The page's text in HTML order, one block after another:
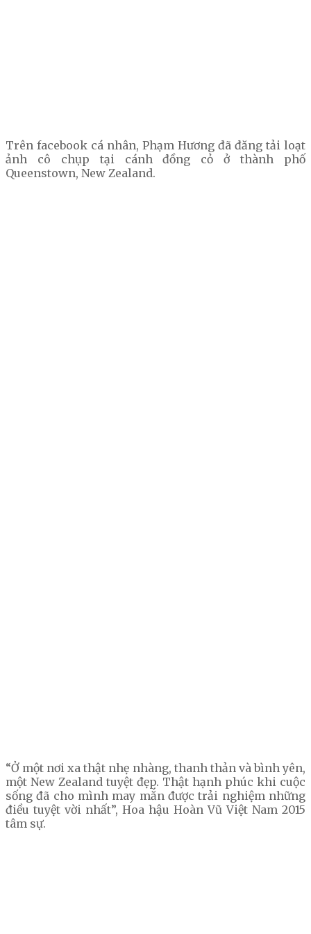
Trên facebook cá nhân, Phạm Hương đã đăng tải loạt
ảnh cô chụp tại cánh đồng cỏ ở thành phố
Queenstown, New Zealand.
“Ở một nơi xa thật nhẹ nhàng, thanh thản và bình yên,
một New Zealand tuyệt đẹp. Thật hạnh phúc khi cuộc
sống đã cho mình may mắn được trải nghiệm những
điều tuyệt vời nhất”, Hoa hậu Hoàn Vũ Việt Nam 2015
tâm sự.